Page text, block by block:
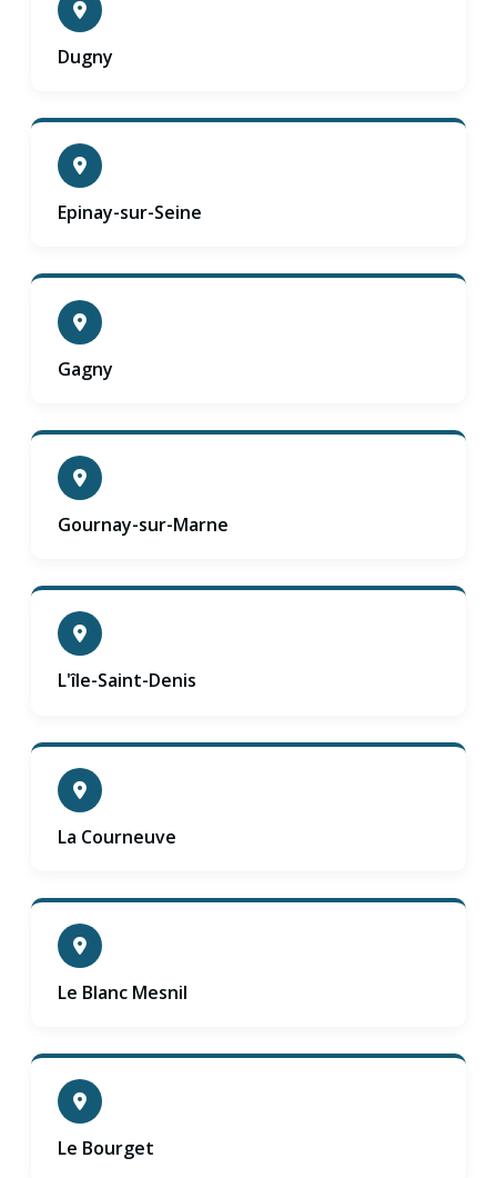
Dugny
Epinay-sur-Seine
Gagny
Gournay-sur-Marne
L'île-Saint-Denis
La Courneuve
Le Blanc Mesnil
Le Bourget